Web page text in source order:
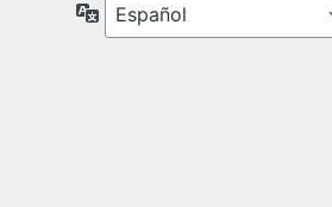
Idioma